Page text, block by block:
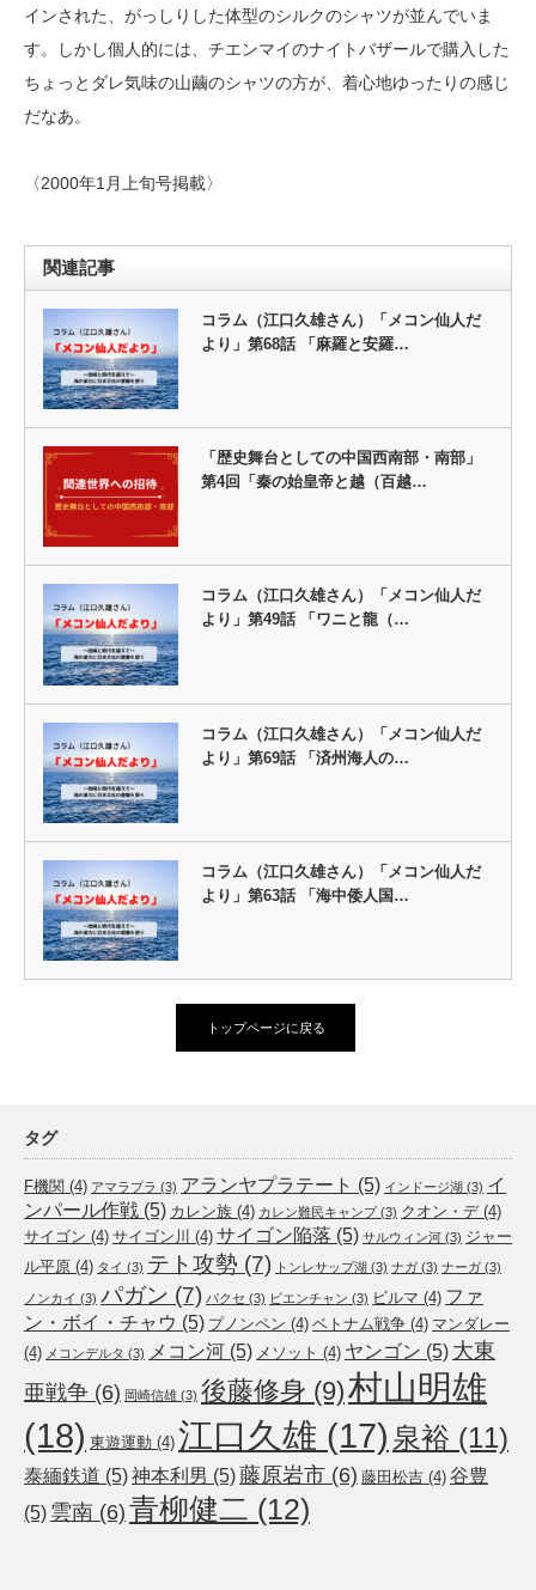
インされた、がっしりした体型のシルクのシャツが並んでいま
す。しかし個人的には、チエンマイのナイトバザールで購入した
ちょっとダレ気味の山繭のシャツの方が、着心地ゆったりの感じ
だなあ。
〈2000年1月上旬号掲載〉
関連記事
コラム（江口久雄さん）「メコン仙人だ
より」第68話 「麻羅と安羅…
「歴史舞台としての中国西南部・南部」
第4回「秦の始皇帝と越（百越…
コラム（江口久雄さん）「メコン仙人だ
より」第49話 「ワニと龍（…
コラム（江口久雄さん）「メコン仙人だ
より」第69話 「済州海人の…
コラム（江口久雄さん）「メコン仙人だ
より」第63話 「海中倭人国…
トップページに戻る
タグ
F機関 (4) アマラプラ (3) アランヤプラテート (5) インドージ湖 (3) イ
ンパール作戦 (5) カレン族 (4) カレン難民キャンプ(3) クオン・デ(4)
サイゴン (4) サイゴン川 (4) サイゴン陥落 (5) サルウィン河 (3) ジャー
ル平原 (4) タイ (3) テト攻勢 (7) トンレサップ湖 (3) ナガ (3) ナーガ (3)
ノンカイ (3) パガン (7) パクセ (3) ビエンチャン (3) ビルマ (4) ファ
ン・ボイ・チャウ (5) プノンペン (4) ベトナム戦争 (4) マンダレー
(4) メコンデルタ (3) メコン河 (5) メソット (4) ヤンゴン (5) 大東
亜戦争 (6) 岡崎信雄 (3) 後藤修身 (9)村山明雄
(18) 東遊運動 (4) 江口久雄 (17) 泉裕 (11)
泰緬鉄道 (5)神本利男 (5)藤原岩市 (6) 藤田松吉 (4) 谷豊
(5) 雲南 (6) 青柳健二 (12)